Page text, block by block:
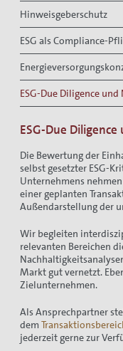
Hinweisgeberschutz
ESG als Compliance-
ESG-Due Diligence
ESG-Due
Die Bewertung der
selbst gesetzter ESG-
Unternehmens
einer geplanten
Außendarstellung der
Wir begleiten
relevanten Bereichen
Markt gut vernetzt.
Zielunternehmen.
Als Ansprechpartner
dem
jederzeit gerne zur